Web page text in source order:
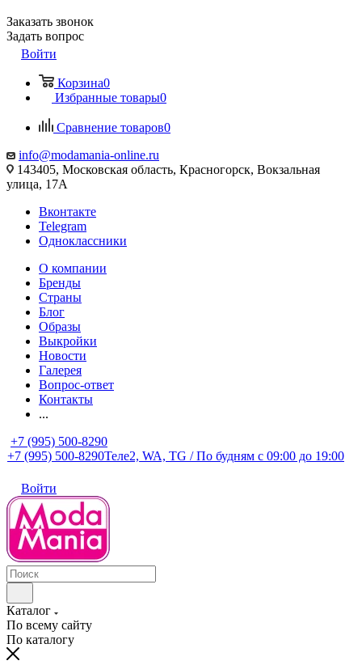
Заказать звонок
Задать вопрос
Войти
Корзина0
Избранные товары0
Сравнение товаров0
info@modamania-online.ru
143405, Московская область, Красногорск, Вокзальная
улица, 17А
Вконтакте
Telegram
Одноклассники
О компании
Бренды
Страны
Блог
Образы
Выкройки
Новости
Галерея
Вопрос-ответ
Контакты
...
+7 (995) 500-8290
+7 (995) 500-8290Теле2, WA, TG / По будням c 09:00 до 19:00
Войти
Каталог
По всему сайту
По каталогу